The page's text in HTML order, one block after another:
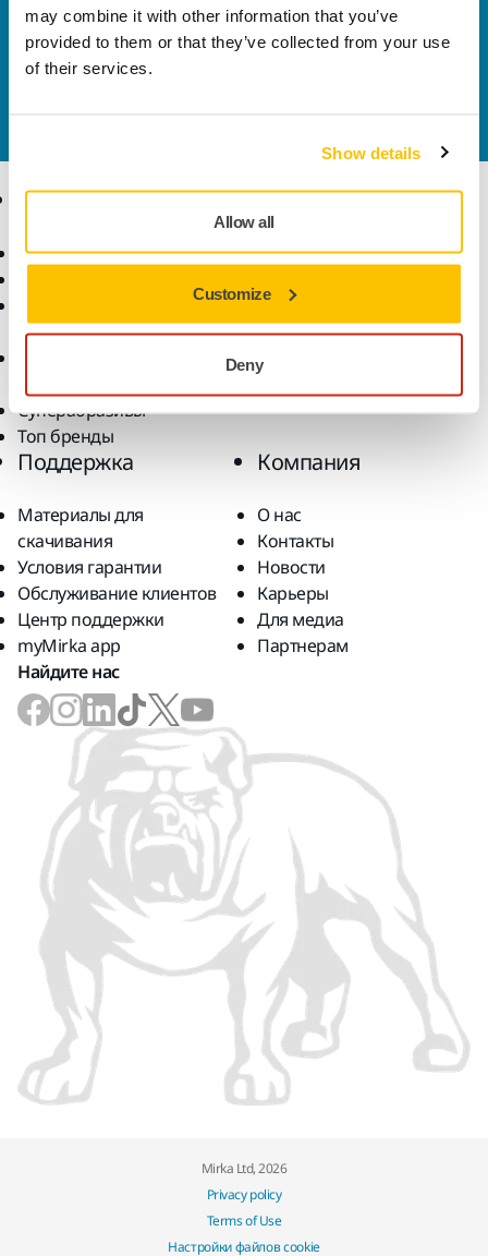
may combine it with other information that you’ve
provided to them or that they’ve collected from your use
of their services.
Show details
Allow all
Customize
Deny
Свяжитесь с нами
Хотите узнать больше? Пожалуйста,
Продукты
Инструмент
полировальные пасты
Суперабразивы
Топ бренды
Решения
Отрасли
Наши Решения
Поддержка
Материалы для
скачивания
Условия гарантии
Обслуживание клиентов
Центр поддержки
myMirka app
Компания
О нас
Контакты
Новости
Карьеры
Для медиа
Партнерам
Найдите нас
Mirka Ltd, 2026
Privacy policy
Terms of Use
Настройки файлов cookie